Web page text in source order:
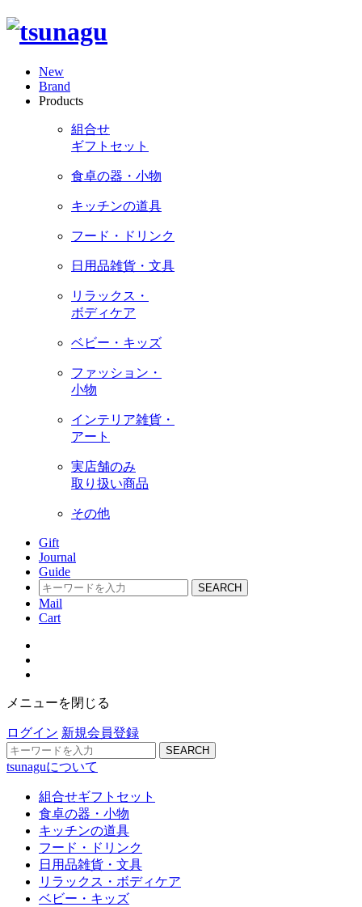
New
Brand
Products
組合せ
ギフトセット
食卓の器・小物
キッチンの道具
フード・ドリンク
日用品雑貨・文具
リラックス・
ボディケア
ベビー・キッズ
ファッション・
小物
インテリア雑貨・
アート
実店舗のみ
取り扱い商品
その他
Gift
Journal
Guide
SEARCH
Mail
Cart
メニューを閉じる
ログイン 新規会員登録
SEARCH
tsunaguについて
組合せギフトセット
食卓の器・小物
キッチンの道具
フード・ドリンク
日用品雑貨・文具
リラックス・ボディケア
ベビー・キッズ